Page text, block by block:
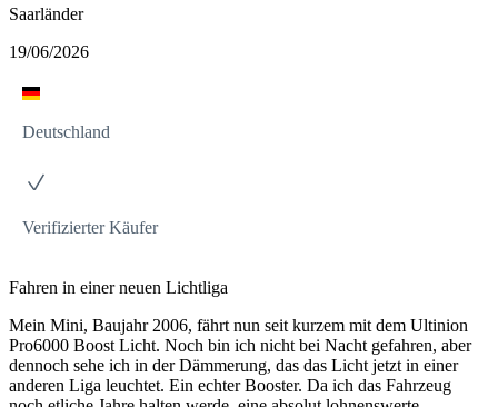
Saarländer
19/06/2026
Deutschland
Verifizierter Käufer
Fahren in einer neuen Lichtliga
Mein Mini, Baujahr 2006, fährt nun seit kurzem mit dem Ultinion
Pro6000 Boost Licht. Noch bin ich nicht bei Nacht gefahren, aber
dennoch sehe ich in der Dämmerung, das das Licht jetzt in einer
anderen Liga leuchtet. Ein echter Booster. Da ich das Fahrzeug